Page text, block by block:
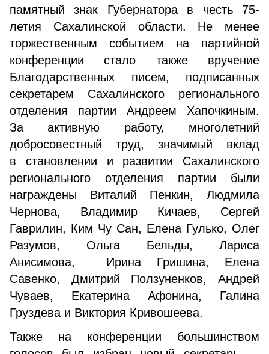
памятный знак Губернатора в честь 75-
летия Сахалинской области. Не менее
торжественным событием на партийной
конференции стало также вручение
Благодарственных писем, подписанных
секретарем Сахалинского регионального
отделения партии Андреем Хапочкиным.
За активную работу, многолетний
добросовестный труд, значимый вклад
в становлении и развитии Сахалинского
регионального отделения партии были
награждены Виталий Пенкин, Людмила
Чернова, Владимир Кичаев, Сергей
Гаврилин, Ким Чу Сан, Елена Гулько, Олег
Разумов, Ольга Бельды, Лариса
Анисимова, Ирина Гришина, Елена
Савенко, Дмитрий Ползуненков, Андрей
Чуваев, Екатерина Афонина, Галина
Груздева и Виктория Кривошеева.
Также на конференции большинством